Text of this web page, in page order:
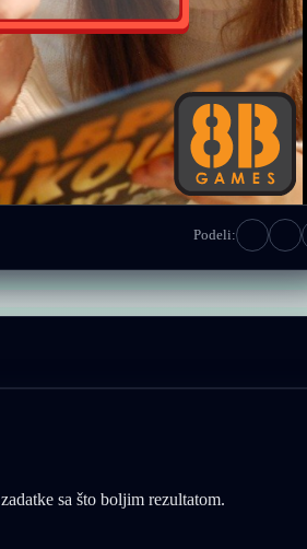
Podeli:
sa što boljim rezultatom.